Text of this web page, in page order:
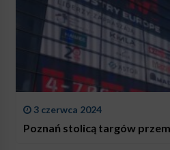
3 czerwca 2024
Poznań stolicą targów